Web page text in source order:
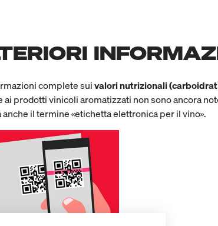
complete suivalori nutrizionali
ai prodotti vinicoli aromatizzati non sono ancora
anche il termine «etichetta elettronica per il vino».